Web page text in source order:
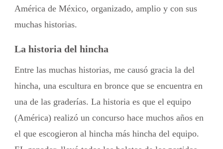
América de México, organizado, amplio y con sus
muchas historias.
La historia del hincha
Entre las muchas historias, me causó gracia la del
hincha, una escultura en bronce que se encuentra en
una de las graderías. La historia es que el equipo
(América) realizó un concurso hace muchos años en
el que escogieron al hincha más hincha del equipo.